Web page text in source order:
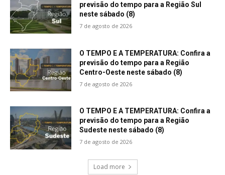
previsão do tempo para a Região Sul
neste sábado (8)
7 de agosto de 2026
O TEMPO E A TEMPERATURA: Confira a
previsão do tempo para a Região
Centro-Oeste neste sábado (8)
7 de agosto de 2026
O TEMPO E A TEMPERATURA: Confira a
previsão do tempo para a Região
Sudeste neste sábado (8)
7 de agosto de 2026
Load more